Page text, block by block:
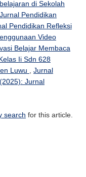
di Sekolah
Jurnal Pendidikan
Pendidikan Refleksi
Video
Belajar Membaca
Ii Sdn 628
Luwu , Jurnal
Jurnal
search for this article.